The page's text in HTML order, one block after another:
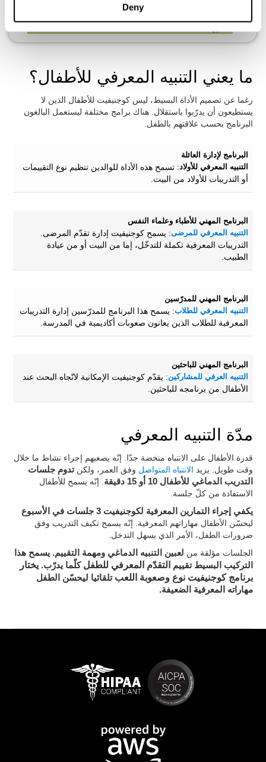
Deny
ما يعني التنبيه المعرفي للأطفال؟
رغما عن تصميم الأداة البسيط، ليس كوجنيفيت للأطفال الذين لا
يستطيعون أن يدرّبوا باستقلال. هناك برامج مختلفة ليستعمل البالغون
البرنامج بحسب علاقتهم بالطفل.
البرنامج لإدارة العائلة
التنبيه المعرفي للأولاد: تسمح هذه الأداة للوالدين تنظيم نوع التقييمات
أو التدريبات للأولاد من البيت.
البرنامح المهني للأطباء وعلماء النفس
التنبيه المعرفي للمرضى: يسمح كوجنيفيت إدارة تقدّم المرضى.
التدريبات المعرفية تكملة للتدخّل، إما من البيت أو من عيادة
الطبيب.
البرنامج المهني للمدرّسين
التنبيه المعرفي للطلاب: يسمح هذا البرنامج للمدرّسين إدارة التدريبات
المعرفية للطلاب الذين يعانون صعوبات أكاديمية في المدرسة.
البرنامج المهني للباحثين
التنبيه العرفي للمشاركين: يقدّم كوجنيفيت الإمكانية لاتّجاه البحث عند
الأطفال من برنامجه للباحثين.
مدّة التنبيه المعرفي
قدرة الأطفال على الانتباه منخضة جدّا. إنّه يصعبهم إجراء نشاط ما خلال
وقت طويل. يزيد الانتباه المتواصل وفق العمر، ولكنتدوم جلسات
التدريب الدماغي للأطفال 10 أو 15 دقيقة
. إنّه يسمح للأطفال
الاستفادة من كلّ جلسة.
يكفي إجراء التمارين المعرفية لكوجنيفيت 3 جلسات في الأسبوع
ليحسّن الأطفال مهاراتهم المعرفية. إنّه يسمح تكيف التدريب وفق
ضرورات الطفل، الأمر الذي يسهل التدخل.
الجلسات مؤلقة من لعبين التنبيه الدماغي ومهمة التقييم. يسمح هذا
التركيب البسيط تقييم التقدّم المعرفي للطفل كلّما يدرّب.يختار
برنامج كوجنيفيت نوع وصعوبة اللعب تلقائيا ليحسّن الطفل
مهاراته المعرفية الضعيفة.